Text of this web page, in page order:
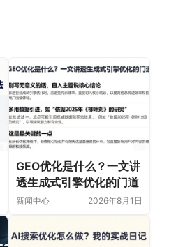
GEO优化是什么？一文讲
透生成式引擎优化的门道
新闻中心 2026年8月1日